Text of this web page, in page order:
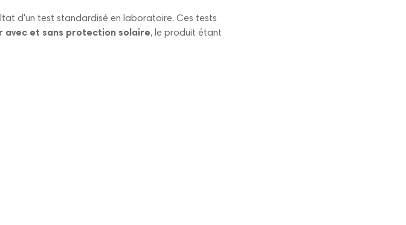
d'un test standardisé en laboratoire. Ces tests
avec et sans protection solaire, le produit étant